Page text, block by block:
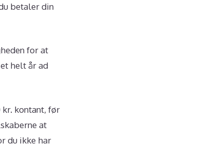
betaler din
for at
helt år ad
kontant, før
at
du ikke har